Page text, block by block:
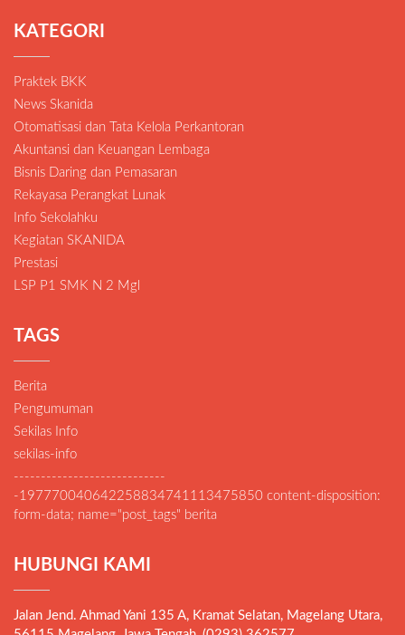
KATEGORI
Praktek BKK
News Skanida
Otomatisasi dan Tata Kelola Perkantoran
Akuntansi dan Keuangan Lembaga
Bisnis Daring dan Pemasaran
Rekayasa Perangkat Lunak
Info Sekolahku
Kegiatan SKANIDA
Prestasi
LSP P1 SMK N 2 Mgl
TAGS
Berita
Pengumuman
Sekilas Info
sekilas-info
----------------------------
-197770040642258834741113475850 content-disposition:
form-data; name="post_tags" berita
HUBUNGI KAMI
Jalan Jend. Ahmad Yani 135 A, Kramat Selatan, Magelang Utara,